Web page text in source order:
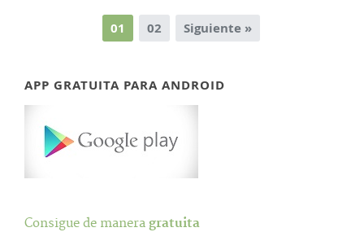
01 02 Siguiente »
APP GRATUITA PARA ANDROID
Consigue de manera gratuita